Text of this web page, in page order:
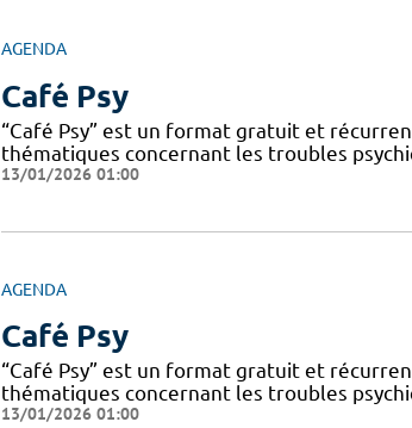
AGENDA
Café Psy
“Café Psy” est un format gratuit et
thématiques concernant les troubles
13/01/2026 01:00
AGENDA
Café Psy
“Café Psy” est un format gratuit et
thématiques concernant les troubles
13/01/2026 01:00